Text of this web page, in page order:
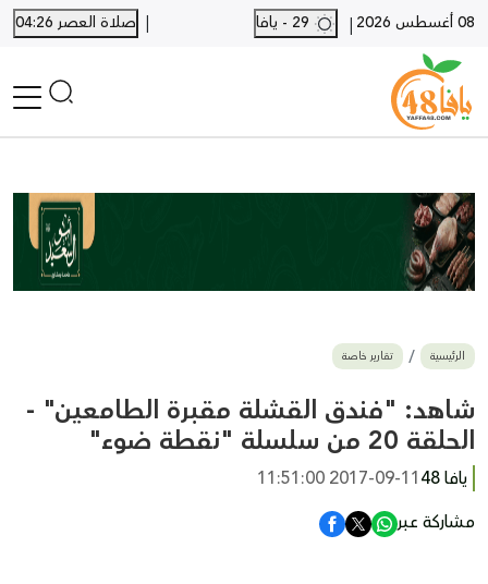
08 أغسطس 2026 |
| صلاة العصر 04:26
أخبار محلية
أخبار يافا
SHORTS
أخبار اللد والرملة
بيع وشراء
أخبار القدس
وفيات
المزيد
ارسل خبر
الرئيسية تقارير خاصة
شاهد: "فندق القشلة مقبرة الطامعين" -
الحلقة 20 من سلسلة "نقطة ضوء"
يافا 48
2017-09-11 11:51:00
مشاركة عبر